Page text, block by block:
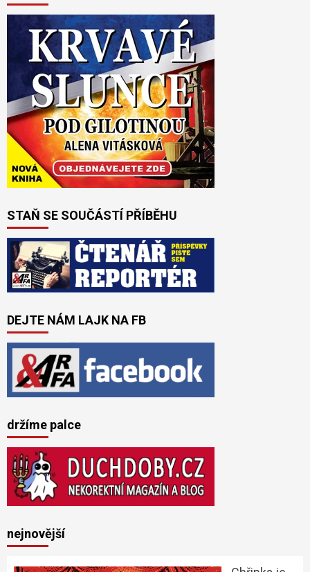
STAŇ SE SOUČÁSTÍ PŘÍBĚHU
DEJTE NÁM LAJK NA FB
držíme palce
nejnovější